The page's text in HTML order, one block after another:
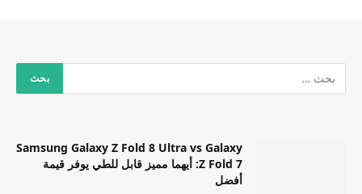
Samsung Galaxy Z Fold 8 Ultra vs Galaxy
Z Fold 7: أيهما مميز قابل للطي يوفر قيمة
أفضل